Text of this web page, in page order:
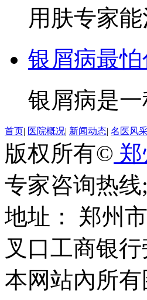
用肤专家
银屑病最
银屑病是
首页| 医院概况| 新闻动态| 名医风
版权所有©
专家咨询热线
地址： 郑州
叉口工商银行
本网站內所